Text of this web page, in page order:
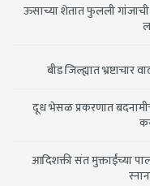
ऊसाच्या शेतात फुलली
बीड जिल्ह्यात
दूध भेसळ प्रकरणात
आदिशक्ती संत मुक्ताईंच्या